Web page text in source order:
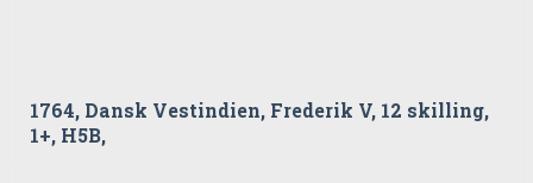
1764, Dansk Vestindien, Frederik V, 12 skilling,
1+, H5B,